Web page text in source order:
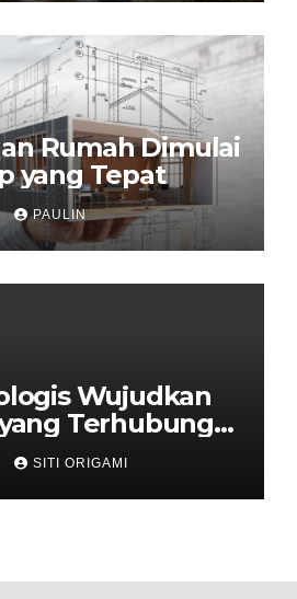
Rumah Dimulai
yang Tepat
PAULIN
Wujudkan
Terhubung
SITI ORIGAMI